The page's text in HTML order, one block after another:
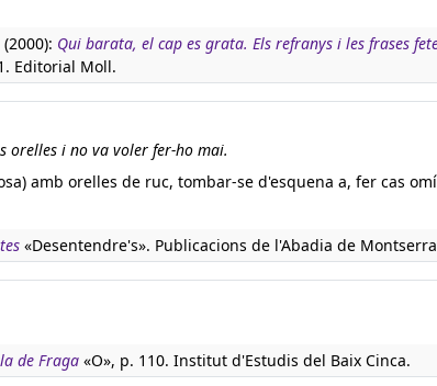
Qui barata, el cap es grata. Els refranys i les frases
Editorial Moll.
orelles i no va voler fer-ho mai.
amb orelles de ruc, tombar-se d'esquena a, fer cas
«Desentendre's». Publicacions de l'Abadia de
de Fraga «O», p. 110. Institut d'Estudis del Baix Cinca.